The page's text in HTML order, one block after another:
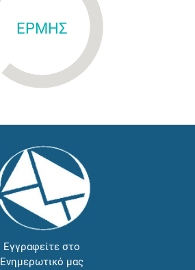
ΕΡΜΗΣ
Εγγραφείτε στο
Ενημερωτικό μας